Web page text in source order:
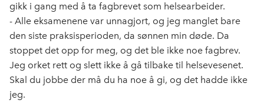
gikk i gang med å ta fagbrevet som helsearbeider.
- Alle eksamenene var unnagjort, og jeg manglet bare
den siste praksisperioden, da sønnen min døde. Da
stoppet det opp for meg, og det ble ikke noe fagbrev.
Jeg orket rett og slett ikke å gå tilbake til helsevesenet.
Skal du jobbe der må du ha noe å gi, og det hadde ikke
jeg.